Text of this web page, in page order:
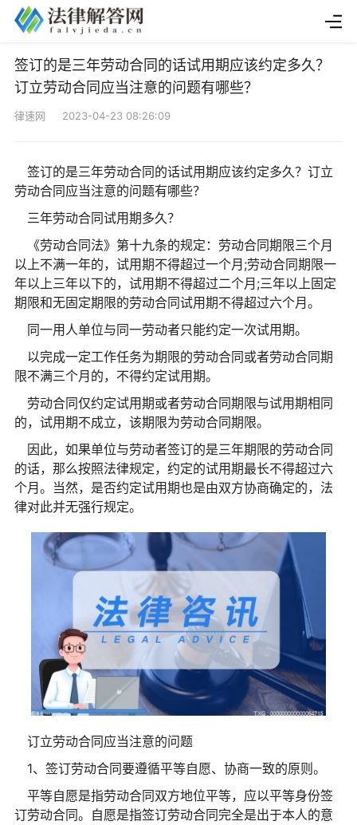
签订的是三年劳动合同的话试用期应该约定多久？
订立劳动合同应当注意的问题有哪些？
律速网 2023-04-23 08:26:09
签订的是三年劳动合同的话试用期应该约定多久？订立
劳动合同应当注意的问题有哪些？
三年劳动合同试用期多久？
《劳动合同法》第十九条的规定：劳动合同期限三个月
以上不满一年的，试用期不得超过一个月;劳动合同期限一
年以上三年以下的，试用期不得超过二个月;三年以上固定
期限和无固定期限的劳动合同试用期不得超过六个月。
同一用人单位与同一劳动者只能约定一次试用期。
以完成一定工作任务为期限的劳动合同或者劳动合同期
限不满三个月的，不得约定试用期。
劳动合同仅约定试用期或者劳动合同期限与试用期相同
的，试用期不成立，该期限为劳动合同期限。
因此，如果单位与劳动者签订的是三年期限的劳动合同
的话，那么按照法律规定，约定的试用期最长不得超过六
个月。当然，是否约定试用期也是由双方协商确定的，法
律对此并无强行规定。
订立劳动合同应当注意的问题
1、签订劳动合同要遵循平等自愿、协商一致的原则。
平等自愿是指劳动合同双方地位平等，应以平等身份签
订劳动合同。自愿是指签订劳动合同完全是出于本人的意